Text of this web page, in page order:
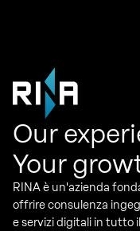
Our
Your
RINA è un'azienda
offrire consulenza
e servizi digitali in tutto